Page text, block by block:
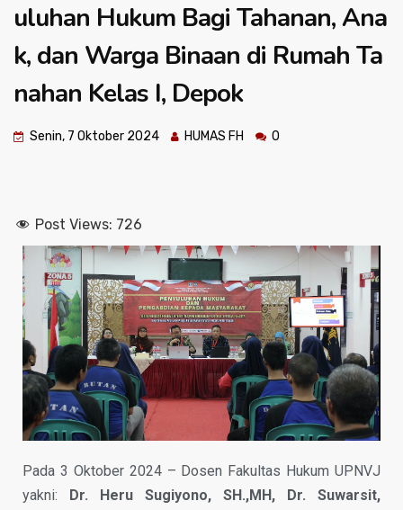
uluhan Hukum Bagi Tahanan, Ana
k, dan Warga Binaan di Rumah Ta
nahan Kelas I, Depok
Senin, 7 Oktober 2024 HUMAS FH 0
Post Views: 726
Pada 3 Oktober 2024 – Dosen Fakultas Hukum UPNVJ
yakni:
Dr. Heru Sugiyono, SH.,MH, Dr. Suwarsit,